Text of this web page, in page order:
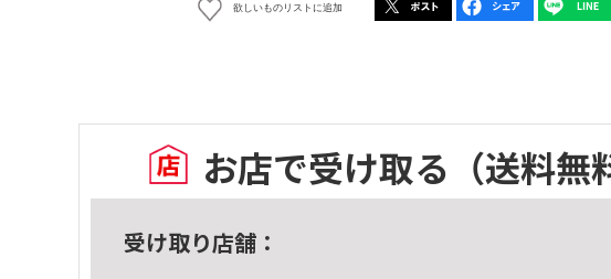
欲しいものリストに追加
お店で受け取る （送料無
受け取り店舗：